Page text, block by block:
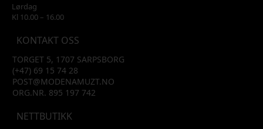
Lørdag
Kl 10.00 – 16.00
KONTAKT OSS
TORGET 5, 1707 SARPSBORG
(+47) 69 15 74 28
POST@MODENAMUZT.NO
ORG.NR. 895 197 742
NETTBUTIKK